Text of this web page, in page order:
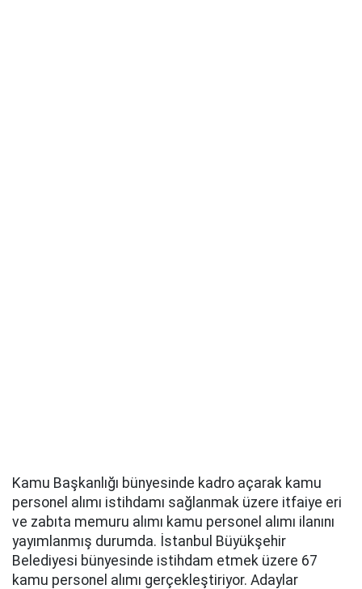
Kamu Başkanlığı bünyesinde kadro açarak kamu
personel alımı istihdamı sağlanmak üzere itfaiye eri
ve zabıta memuru alımı kamu personel alımı ilanını
yayımlanmış durumda. İstanbul Büyükşehir
Belediyesi bünyesinde istihdam etmek üzere 67
kamu personel alımı gerçekleştiriyor. Adaylar